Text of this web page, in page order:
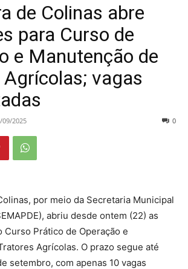
de Colinas abre
para Curso de
e Manutenção de
vagas
09/2025 0
por meio da Secretaria Municipal
abriu desde ontem (22) as
Curso Prático de Operação e
Agrícolas. O prazo segue até
setembro, com apenas 10 vagas